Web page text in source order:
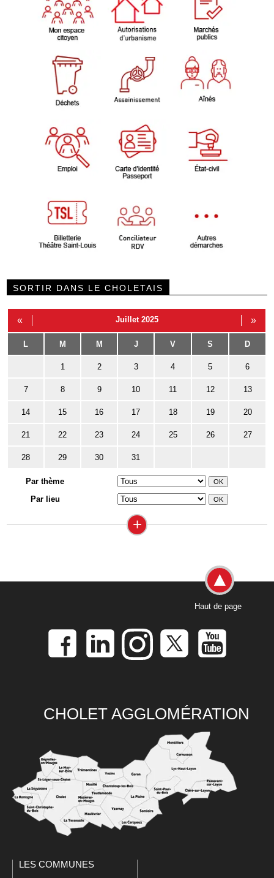
SORTIR DANS LE CHOLETAIS
« Juillet 2025 »
L M M J V S D
1 2 3 4 5 6
7 8 9 10 11 12 13
14 15 16 17 18 19 20
21 22 23 24 25 26 27
28 29 30 31
Par thème
Par lieu
+
Haut de page
CHOLET AGGLOMÉRATION
LES COMMUNES